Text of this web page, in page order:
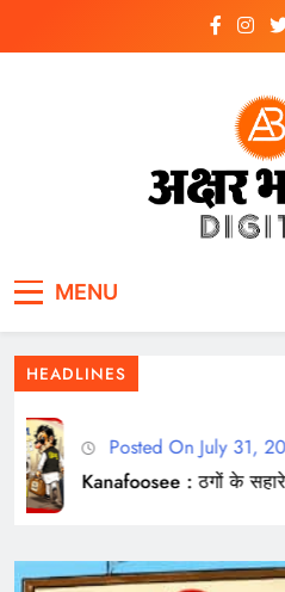
MENU
HEADLINES
Posted On July 31,
Kanafoosee : ठगों के सहारे